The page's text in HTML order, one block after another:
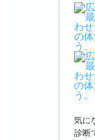
気に
診断